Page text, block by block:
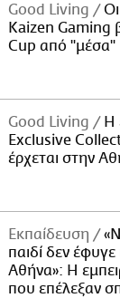
Good Living
Οι
Kaizen Gaming
Cup από "μέσα"
Good Living
Η
Exclusive
έρχεται στην
Εκπαίδευση
παιδί δεν
Αθήνα»: Η
που επέλεξαν